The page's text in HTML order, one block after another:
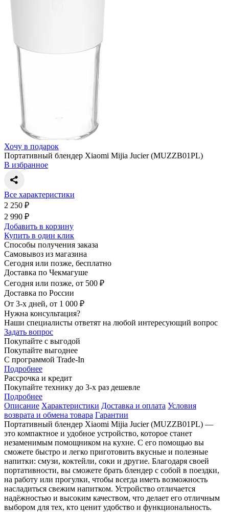
Хочу в подарок
Портативный блендер Xiaomi Mijia Jucier (MUZZB01PL)
В избранное
Все характеристики
2 250 ₽
2 990 ₽
Добавить в корзину
Купить в один клик
Способы получения заказа
Самовывоз из магазина
Сегодня или позже, бесплатно
Доставка по Чекмагуше
Сегодня или позже, от 500 ₽
Доставка по России
От 3-х дней, от 1 000 ₽
Нужна консультация?
Наши специалисты ответят на любой интересующий вопрос
Задать вопрос
Покупайте с выгодой
Покупайте выгоднее
С программой Trade-In
Подробнее
Рассрочка и кредит
Покупайте технику до 3-х раз дешевле
Подробнее
Описание Характеристики Доставка и оплата Условия
возврата и обмена товара Гарантии
Портативный блендер Xiaomi Mijia Jucier (MUZZB01PL) —
это компактное и удобное устройство, которое станет
незаменимым помощником на кухне. С его помощью вы
сможете быстро и легко приготовить вкусные и полезные
напитки: смузи, коктейли, соки и другие. Благодаря своей
портативности, вы сможете брать блендер с собой в поездки,
на работу или прогулки, чтобы всегда иметь возможность
насладиться свежим напитком. Устройство отличается
надёжностью и высоким качеством, что делает его отличным
выбором для тех, кто ценит удобство и функциональность.